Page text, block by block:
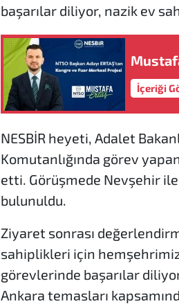
başarılar diliyor, nazik ev
İçeriği
NESBİR heyeti, Adalet
Komutanlığında görev
etti. Görüşmede Nevşehir
bulunuldu.
Ziyaret sonrası
sahiplikleri için hemşehrimiz
görevlerinde başarılar
Ankara temasları